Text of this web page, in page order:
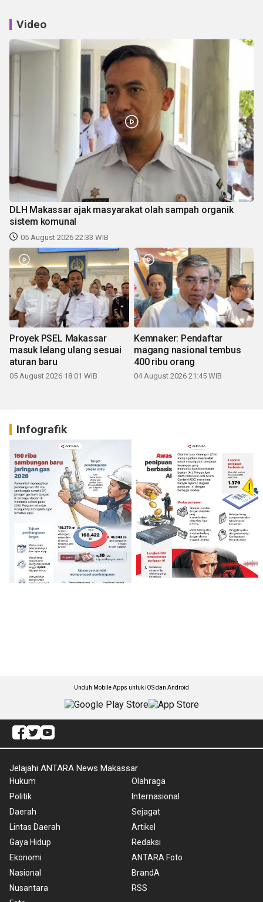
Video
DLH Makassar ajak masyarakat olah sampah organik
sistem komunal
05 August 2026 22:33 WIB
Proyek PSEL Makassar
masuk lelang ulang sesuai
aturan baru
05 August 2026 18:01 WIB
Kemnaker: Pendaftar
magang nasional tembus
400 ribu orang
04 August 2026 21:45 WIB
Infografik
Unduh Mobile Apps untuk iOS dan Android
Jelajahi ANTARA News Makassar
Hukum
Politik
Daerah
Lintas Daerah
Gaya Hidup
Ekonomi
Nasional
Nusantara
Olahraga
Internasional
Sejagat
Artikel
Redaksi
ANTARA Foto
BrandA
RSS